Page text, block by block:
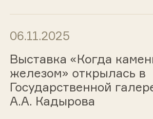
06.11.2025
Выставка «Когда
железом» открылась в
Государственной
А.А. Кадырова